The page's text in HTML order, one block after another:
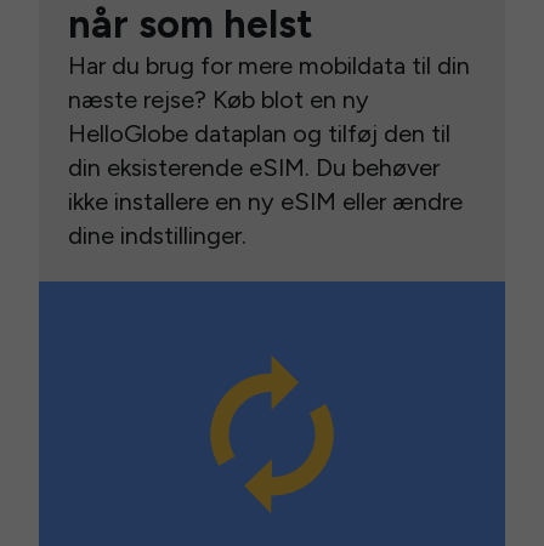
når som helst
Har du brug for mere mobildata til din
næste rejse? Køb blot en ny
HelloGlobe dataplan og tilføj den til
din eksisterende eSIM. Du behøver
ikke installere en ny eSIM eller ændre
dine indstillinger.